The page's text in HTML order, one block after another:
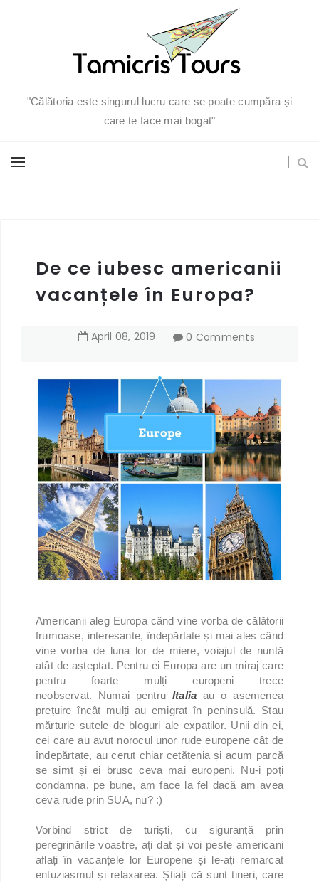
"Călătoria este singurul lucru care se poate cumpăra și
care te face mai bogat"
De ce iubesc americanii
vacanțele în Europa?
April 08, 2019 0 Comments
Americanii aleg Europa când vine vorba de călătorii
frumoase, interesante, îndepărtate și mai ales când
vine vorba de luna lor de miere, voiajul de nuntă
atât de așteptat. Pentru ei Europa are un miraj care
pentru foarte mulți europeni trece
neobservat. Numai pentru Italia au o asemenea
prețuire încât mulți au emigrat în peninsulă. Stau
mărturie sutele de bloguri ale expaților. Unii din ei,
cei care au avut norocul unor rude europene cât de
îndepărtate, au cerut chiar cetățenia și acum parcă
se simt și ei brusc ceva mai europeni. Nu-i poți
condamna, pe bune, am face la fel dacă am avea
ceva rude prin SUA, nu? :)
Vorbind strict de turiști, cu siguranță prin
peregrinările voastre, ați dat și voi peste americani
aflați în vacanțele lor Europene și le-ați remarcat
entuziasmul și relaxarea. Știați că sunt tineri, care